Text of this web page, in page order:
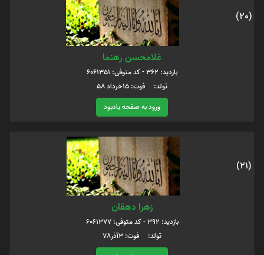
(20)
غلامحسن رهنما
بازدید: 362 - کد متوفی: 6061351
تولد: فوت: 15خرداد 58
ورود به صفحه یادبود
(21)
زهرا دهقان
بازدید: 392 - کد متوفی: 6061377
تولد: فوت: 3آذر78